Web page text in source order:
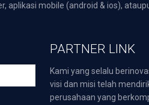
aplikasi mobile (android & ios),
PARTNER LINK
Kami yang selalu
visi dan misi telah
perusahaan yang